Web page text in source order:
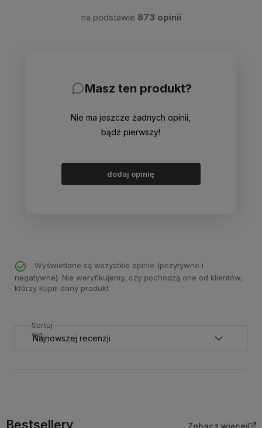
na podstawie 873 opinii
Masz ten produkt?
Nie ma jeszcze żadnych opinii,
bądź pierwszy!
dodaj opinię
Wyświetlane są wszystkie opinie (pozytywne i
negatywne). Nie weryfikujemy, czy pochodzą one od klientów,
którzy kupili dany produkt.
Sortuj
wg
Bestsellery Zobacz więcej